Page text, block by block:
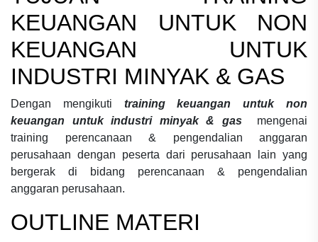
KEUANGAN UNTUK NON
KEUANGAN UNTUK
INDUSTRI MINYAK & GAS
Dengan mengikuti
training keuangan untuk non
keuangan untuk industri minyak & gas
mengenai
training perencanaan & pengendalian anggaran
perusahaan dengan peserta dari perusahaan lain yang
bergerak di bidang perencanaan & pengendalian
anggaran perusahaan.
OUTLINE MATERI